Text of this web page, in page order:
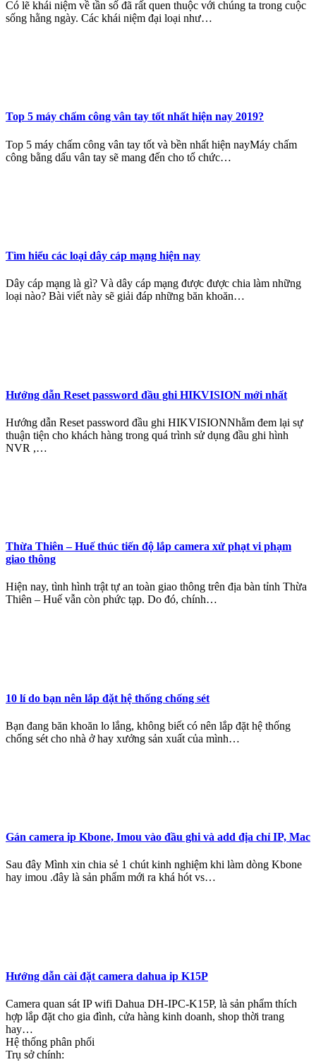
Có lẽ khái niệm về tần số đã rất quen thuộc với chúng ta trong cuộc
sống hằng ngày. Các khái niệm đại loại như…
Top 5 máy chấm công vân tay tốt nhất hiện nay 2019?
Top 5 máy chấm công vân tay tốt và bền nhất hiện nayMáy chấm
công bằng dấu vân tay sẽ mang đến cho tổ chức…
Tìm hiểu các loại dây cáp mạng hiện nay
Dây cáp mạng là gì? Và dây cáp mạng được được chia làm những
loại nào? Bài viết này sẽ giải đáp những băn khoăn…
Hướng dẫn Reset password đầu ghi HIKVISION mới nhất
Hướng dẫn Reset password đầu ghi HIKVISIONNhằm đem lại sự
thuận tiện cho khách hàng trong quá trình sử dụng đầu ghi hình
NVR ,…
Thừa Thiên – Huế thúc tiến độ lắp camera xử phạt vi phạm
giao thông
Hiện nay, tình hình trật tự an toàn giao thông trên địa bàn tỉnh Thừa
Thiên – Huế vẫn còn phức tạp. Do đó, chính…
10 lí do bạn nên lắp đặt hệ thống chống sét
Bạn đang băn khoăn lo lắng, không biết có nên lắp đặt hệ thống
chống sét cho nhà ở hay xưởng sản xuất của mình…
Gán camera ip Kbone, Imou vào đầu ghi và add địa chỉ IP, Mac
Sau đây Mình xin chia sẻ 1 chút kinh nghiệm khi làm dòng Kbone
hay imou .đây là sản phẩm mới ra khá hót vs…
Hướng dẫn cài đặt camera dahua ip K15P
Camera quan sát IP wifi Dahua DH-IPC-K15P, là sản phẩm thích
hợp lắp đặt cho gia đình, cửa hàng kinh doanh, shop thời trang
hay…
Hệ thống phân phối
Trụ sở chính: